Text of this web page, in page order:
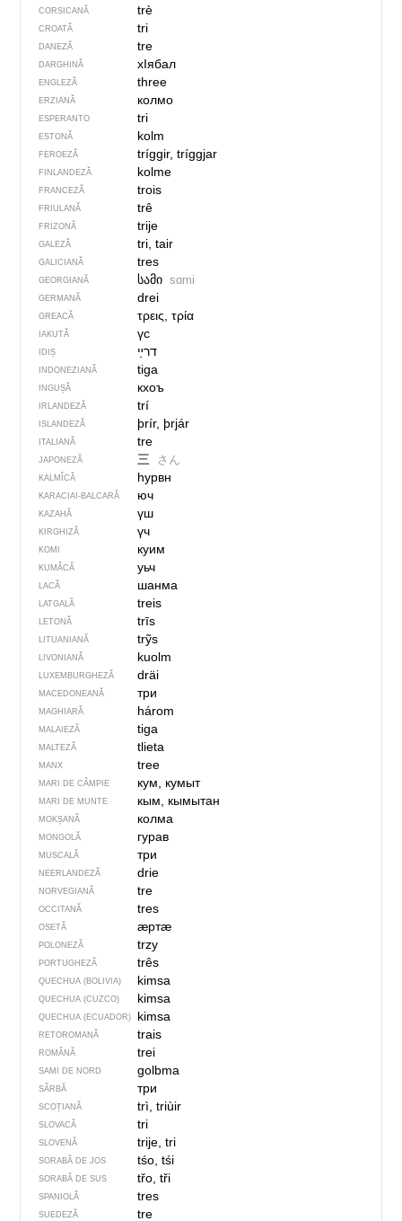
CORSICANĂ trè
CROATĂ tri
DANEZĂ tre
DARGHINĂ хIябал
ENGLEZĂ three
ERZIANĂ колмо
ESPERANTO tri
ESTONĂ kolm
FEROEZĂ tríggir, tríggjar
FINLANDEZĂ kolme
FRANCEZĂ trois
FRIULANĂ trê
FRIZONĂ trije
GALEZĂ tri, tair
GALICIANĂ tres
GEORGIANĂ სამი sɑmi
GERMANĂ drei
GREACĂ τρεις, τρία
IAKUTĂ үс
IDIȘ
INDONEZIANĂ tiga
INGUȘĂ кхоъ
IRLANDEZĂ trí
ISLANDEZĂ þrír, þrjár
ITALIANĂ tre
JAPONEZĂ 三 さん
KALMÎCĂ һурвн
KARACIAI-BALCARĂ юч
KAZAHĂ үш
KIRGHIZĂ үч
KOMI куим
KUMÂCĂ уьч
LACĂ шанма
LATGALĂ treis
LETONĂ trīs
LITUANIANĂ trỹs
LIVONIANĂ kuolm
LUXEMBURGHEZĂ dräi
MACEDONEANĂ три
MAGHIARĂ három
MALAIEZĂ tiga
MALTEZĂ tlieta
MANX tree
MARI DE CÂMPIE кум, кумыт
MARI DE MUNTE кым, кымытан
MOKȘANĂ колма
MONGOLĂ гурав
MUSCALĂ три
NEERLANDEZĂ drie
NORVEGIANĂ tre
OCCITANĂ tres
OSETĂ ӕртӕ
POLONEZĂ trzy
PORTUGHEZĂ três
QUECHUA (BOLIVIA) kimsa
QUECHUA (CUZCO) kimsa
QUECHUA (ECUADOR) kimsa
RETOROMANĂ trais
ROMÂNĂ trei
SAMI DE NORD golbma
SÂRBĂ три
SCOȚIANĂ trì, triùir
SLOVACĂ tri
SLOVENĂ trije, tri
SORABĂ DE JOS tśo, tśi
SORABĂ DE SUS třo, tři
SPANIOLĂ tres
SUEDEZĂ tre